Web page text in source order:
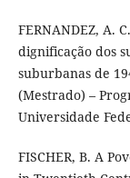
FERNANDEZ, A.
dignificação dos
suburbanas de
(Mestrado) –
Universidade
FISCHER, B. A